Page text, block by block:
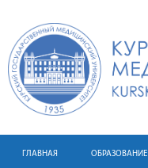
ГЛАВНАЯ ОБРАЗОВАНИЕ